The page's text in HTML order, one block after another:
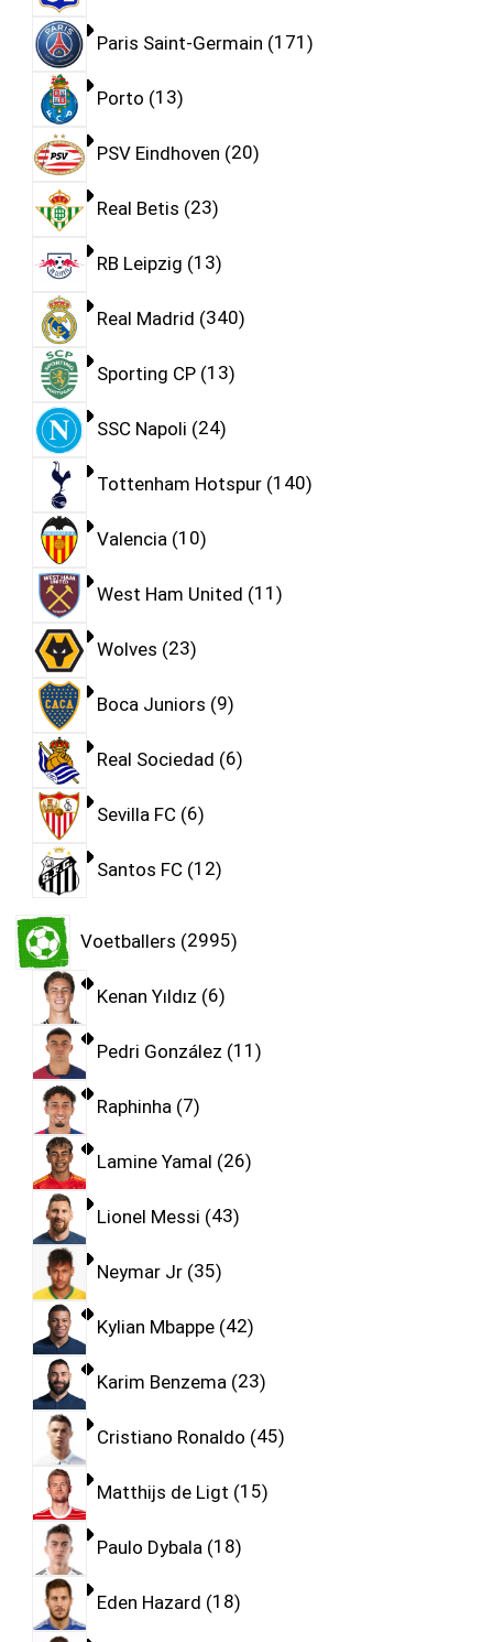
Paris Saint-Germain 171
Porto 13
PSV Eindhoven 20
Real Betis 23
RB Leipzig 13
Real Madrid 340
Sporting CP 13
SSC Napoli 24
Tottenham Hotspur 140
Valencia 10
West Ham United 11
Wolves 23
Boca Juniors 9
Real Sociedad 6
Sevilla FC 6
Santos FC 12
Voetballers 2995
Kenan Yıldız 6
Pedri González 11
Raphinha 7
Lamine Yamal 26
Lionel Messi 43
Neymar Jr 35
Kylian Mbappe 42
Karim Benzema 23
Cristiano Ronaldo 45
Matthijs de Ligt 15
Paulo Dybala 18
Eden Hazard 18